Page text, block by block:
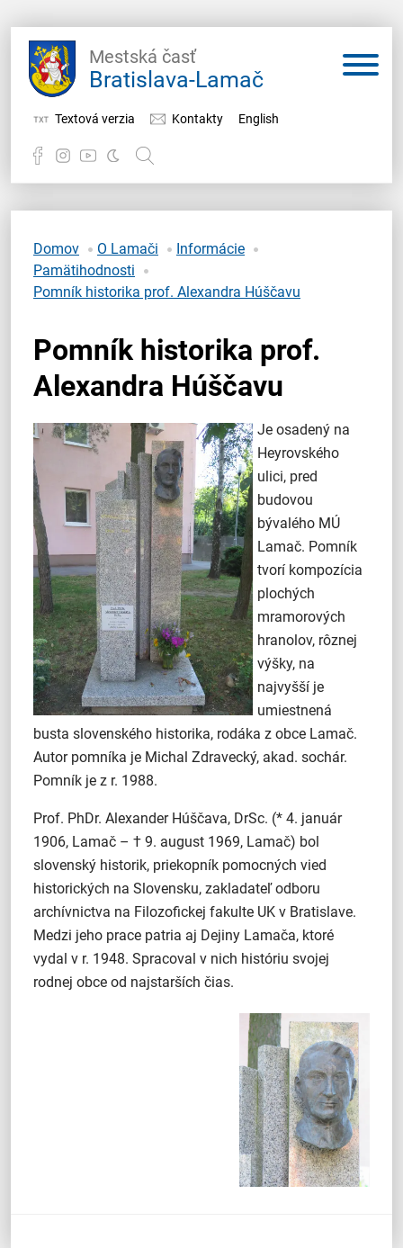
Mestská časť
Bratislava-Lamač
Textová verzia Kontakty English
Samospráva
Miestny úrad
Domov O Lamači
Informácie
Pamätihodnosti
Pomník historika prof. Alexandra Húščavu
Pomník historika prof.
Alexandra Húščavu
Je osadený na
Heyrovského
ulici, pred
budovou
bývalého MÚ
Lamač. Pomník
tvorí kompozícia
plochých
mramorových
hranolov, rôznej
výšky, na
najvyšší je
umiestnená
busta slovenského historika, rodáka z obce Lamač.
Autor pomníka je Michal Zdravecký, akad. sochár.
Pomník je z r. 1988.
Prof. PhDr. Alexander Húščava, DrSc. (* 4. január
1906, Lamač – † 9. august 1969, Lamač) bol
slovenský historik, priekopník pomocných vied
historických na Slovensku, zakladateľ odboru
archívnictva na Filozofickej fakulte UK v Bratislave.
Medzi jeho prace patria aj Dejiny Lamača, ktoré
vydal v r. 1948. Spracoval v nich históriu svojej
rodnej obce od najstarších čias.